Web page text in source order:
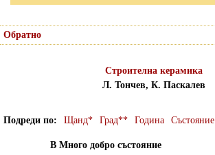
Обратно
Строителна керамика
Л. Тончев, К. Паскалев
Подреди по Щанд* Град** Година Състояние
В Много добро състояние